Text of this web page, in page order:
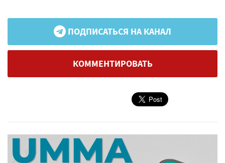
ПОДПИСАТЬСЯ НА КАНАЛ
КОММЕНТИРОВАТЬ